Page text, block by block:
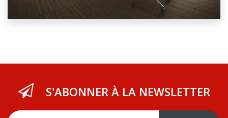
S'ABONNER À LA NEWSLETTER